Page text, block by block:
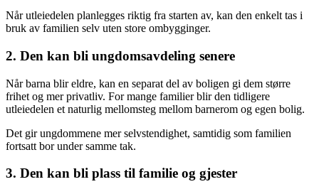
Når utleiedelen planlegges riktig fra starten av, kan den enkelt tas i
bruk av familien selv uten store ombygginger.
2. Den kan bli ungdomsavdeling senere
Når barna blir eldre, kan en separat del av boligen gi dem større
frihet og mer privatliv. For mange familier blir den tidligere
utleiedelen et naturlig mellomsteg mellom barnerom og egen bolig.
Det gir ungdommene mer selvstendighet, samtidig som familien
fortsatt bor under samme tak.
3. Den kan bli plass til familie og gjester